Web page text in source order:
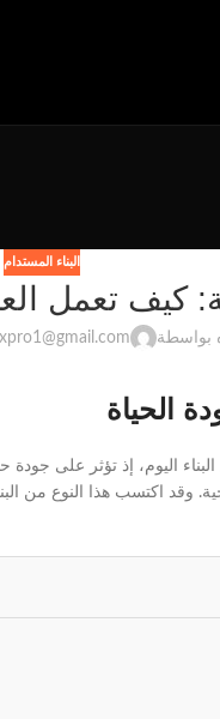
البناء المستدام
كيف تعمل
بواسطة
الحياة
اليوم، إذ تؤثر على جودة
وقد اكتسب هذا النوع من